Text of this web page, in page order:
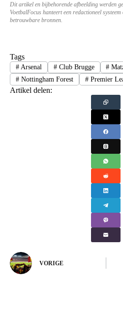
Dit artikel en bijbehorende afbeelding werden
VoetbalFocus hanteert een redactioneel
betrouwbare bronnen.
Tags
#Arsenal #Club Brugge #
#Nottingham Forest #Premier
Artikel delen:
VORIGE